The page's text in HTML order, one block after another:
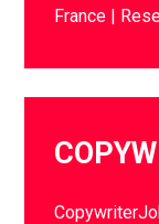
France